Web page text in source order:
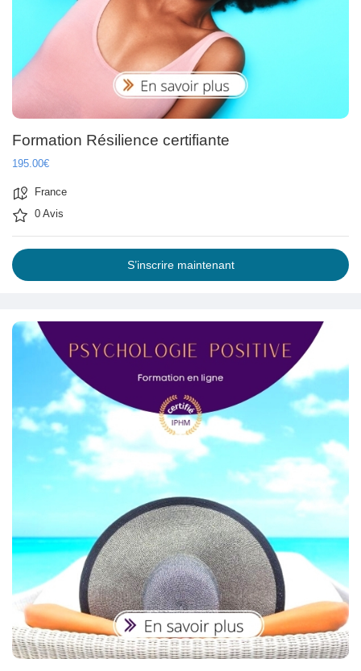
Prêts Immobiliers
Formation Résilience certifiante
195.00€
France
0 Avis
S’inscrire maintenant